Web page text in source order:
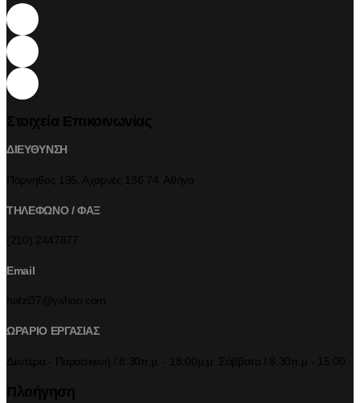
ΔΙΕΥΘΥΝΣΗ
ΤΗΛΕΦΩΝΟ / ΦΑΞ
Email
ΩΡΑΡΙΟ ΕΡΓΑΣΙΑΣ